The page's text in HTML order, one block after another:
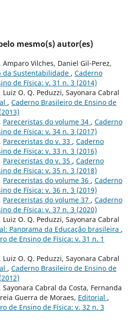
mesmo(s) autor(es)
Amparo Vilches, Daniel Gil-Perez,
da Sustentabilidade , Caderno
de Física: v. 31 n. 3 (2014)
Luiz O. Q. Peduzzi, Sayonara Cabral
, Caderno Brasileiro de Ensino de
Pareceristas do volume 34 , Caderno
de Física: v. 34 n. 3 (2017)
Pareceristas do v. 33 , Caderno
de Física: v. 33 n. 3 (2016)
Pareceristas do v. 35 , Caderno
de Física: v. 35 n. 3 (2018)
Pareceristas do volume 36 , Caderno
de Física: v. 36 n. 3 (2019)
Pareceristas do volume 37 , Caderno
de Física: v. 37 n. 3 (2020)
Luiz O. Q. Peduzzi, Sayonara Cabral
Panorama da Educação brasileira ,
de Ensino de Física: v. 31 n. 1
Luiz O. Q. Peduzzi, Sayonara Cabral
, Caderno Brasileiro de Ensino de
Sayonara Cabral da Costa, Fernanda
Guerra de Moraes, Editorial ,
de Ensino de Física: v. 32 n. 3